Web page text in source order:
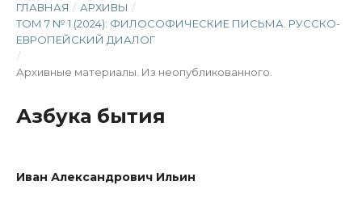
ГЛАВНАЯ / АРХИВЫ /
ТОМ 7 № 1 (2024): ФИЛОСОФИЧЕСКИЕ ПИСЬМА. РУССКО-
ЕВРОПЕЙСКИЙ ДИАЛОГ
/
Архивные материалы. Из неопубликованного.
Азбука бытия
Иван Александрович Ильин